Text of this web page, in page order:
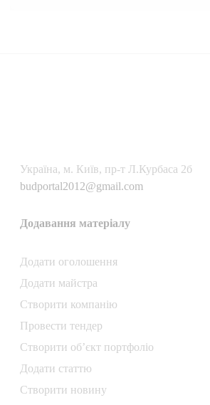
Українa, м. Київ, пр-т Л.Курбаса 2б
budportal2012@gmail.com
Додавання матеріалу
Додати oголошення
Додати майстра
Створити компанiю
Провести тендер
Створити об’єкт портфоліо
Додати статтю
Створити новину